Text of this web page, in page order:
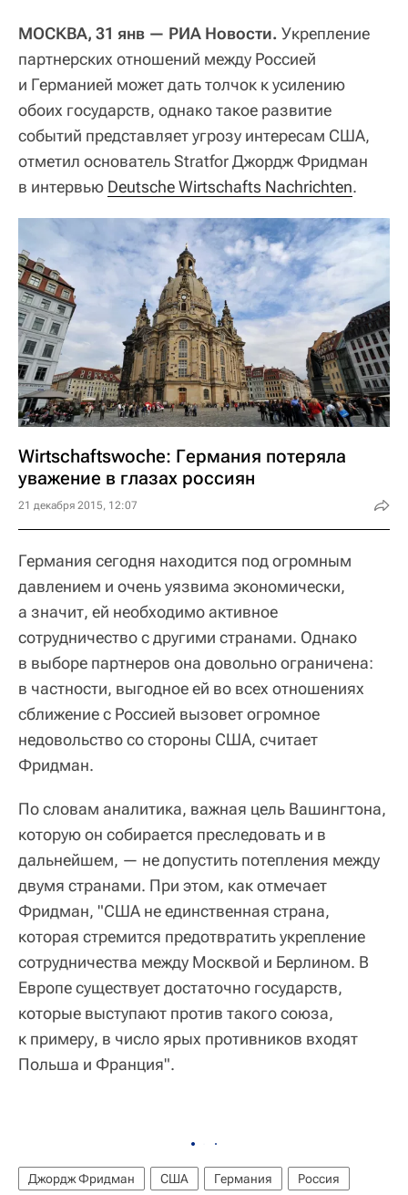
МОСКВА, 31 янв — РИА Новости. Укрепление
партнерских отношений между Россией
и Германией может дать толчок к усилению
обоих государств, однако такое развитие
событий представляет угрозу интересам США,
отметил основатель Stratfor Джордж Фридман
в интервью Deutsche Wirtschafts Nachrichten.
Wirtschaftswoche: Германия потеряла
уважение в глазах россиян
21 декабря 2015, 12:07
Германия сегодня находится под огромным
давлением и очень уязвима экономически,
а значит, ей необходимо активное
сотрудничество с другими странами. Однако
в выборе партнеров она довольно ограничена:
в частности, выгодное ей во всех отношениях
сближение с Россией вызовет огромное
недовольство со стороны США, считает
Фридман.
По словам аналитика, важная цель Вашингтона,
которую он собирается преследовать и в
дальнейшем, — не допустить потепления между
двумя странами. При этом, как отмечает
Фридман, "США не единственная страна,
которая стремится предотвратить укрепление
сотрудничества между Москвой и Берлином. В
Европе существует достаточно государств,
которые выступают против такого союза,
к примеру, в число ярых противников входят
Польша и Франция".
Джордж Фридман США Германия Россия